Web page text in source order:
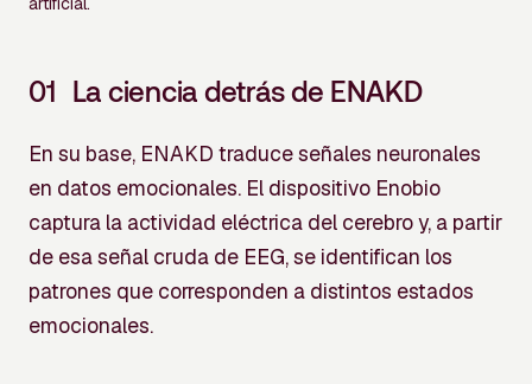
01 La ciencia detrás de ENAKD
En su base, ENAKD traduce señales neuronales
en datos emocionales. El dispositivo Enobio
captura la actividad eléctrica del cerebro y, a partir
de esa señal cruda de EEG, se identifican los
patrones que corresponden a distintos estados
emocionales.